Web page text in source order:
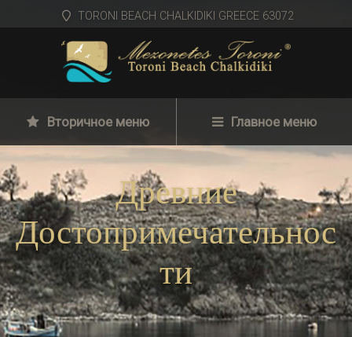
TORONI BEACH CHALKIDIKI GREECE 63072
Вторичное меню Главное меню
Древние
Достопримечательнос
ти